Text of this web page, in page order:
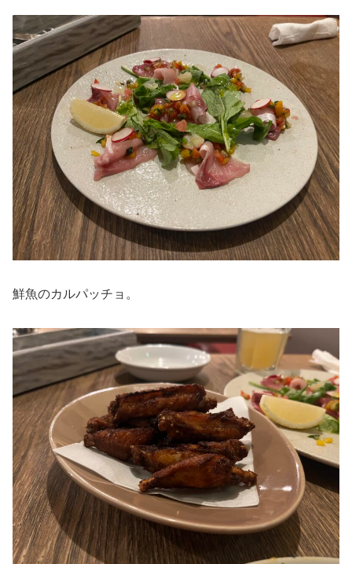
鮮魚のカルパッチョ。